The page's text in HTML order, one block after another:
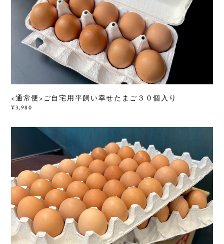
<通常便>ご自宅用平飼い幸せたまご３０個入り
¥3,980